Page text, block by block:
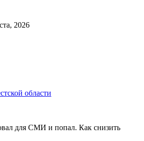
2026
области
для СМИ и попал. Как снизить